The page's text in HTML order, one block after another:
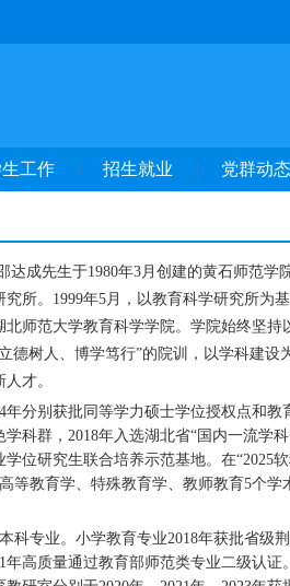
工作 招生就业 党群动态
成先生于1980年3月创建的黄石师范学
所。1999年5月，以教育科学研究所为
师范大学教育科学学院。学院始终坚
树人、博学笃行”的院训，以学科建
才。
分别获批同等学力硕士学位授权点和
科群，2018年入选湖北省“国内一流学
位研究生联合培养示范基地。在“2025
等教育学、特殊教育学、教师教育5个
专业。小学教育专业2018年获批省级
高质量通过教育部师范类专业二级认